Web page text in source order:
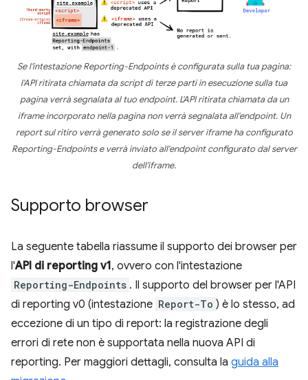
Se l'intestazione Reporting-Endpoints è configurata sulla tua pagina:
l'API ritirata chiamata da script di terze parti in esecuzione sulla tua
pagina verrà segnalata al tuo endpoint. L'API ritirata chiamata da un
iframe incorporato nella pagina non verrà segnalata all'endpoint. Un
report sul ritiro verrà generato solo se il server iframe ha configurato
Reporting-Endpoints e verrà inviato all'endpoint configurato dal server
dell'iframe.
Supporto browser
La seguente tabella riassume il supporto dei browser per
l'API di reporting v1, ovvero con l'intestazione
Reporting-Endpoints . Il supporto del browser per l'API
di reporting v0 (intestazione Report-To ) è lo stesso, ad
eccezione di un tipo di report: la registrazione degli
errori di rete non è supportata nella nuova API di
reporting. Per maggiori dettagli, consulta la guida alla